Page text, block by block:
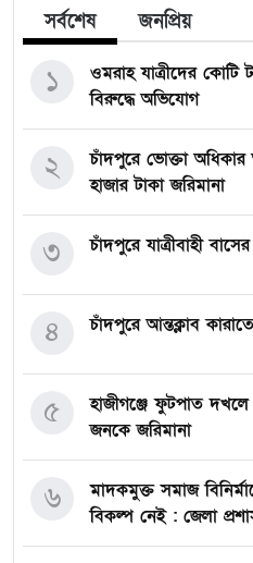
সর্বশেষ জনপ্রিয়
ওমরাহ যাত্রীদের কোটি
বিরুদ্ধে অভিযোগ
১
চাঁদপুরে ভোক্তা অধিকার
হাজার টাকা জরিমানা
২
চাঁদপুরে যাত্রীবাহী
৩
চাঁদপুরে আন্তক্লাব
৪
হাজীগঞ্জে ফুটপাত
জনকে জরিমানা
৫
মাদকমুক্ত সমাজ
বিকল্প নেই : জেলা
৬